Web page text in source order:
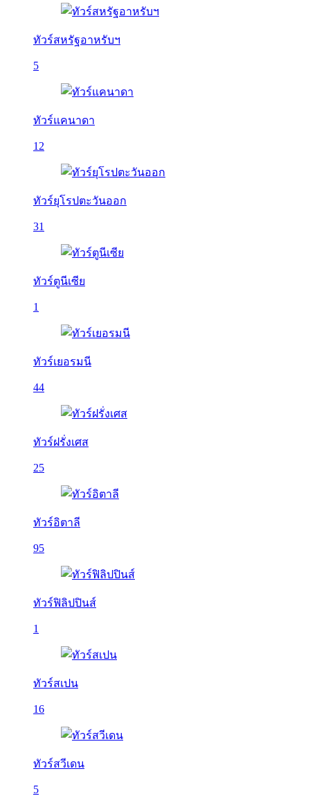
ทัวร์สหรัฐอาหรับฯ
5
ทัวร์แคนาดา
12
ทัวร์ยุโรปตะวันออก
31
ทัวร์ตูนีเซีย
1
ทัวร์เยอรมนี
44
ทัวร์ฝรั่งเศส
25
ทัวร์อิตาลี
95
ทัวร์ฟิลิปปินส์
1
ทัวร์สเปน
16
ทัวร์สวีเดน
5